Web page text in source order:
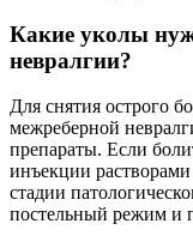
Какие уколы
невралгии?
Для снятия острого
межреберной
препараты. Если
инъекции
стадии
постельный режим и